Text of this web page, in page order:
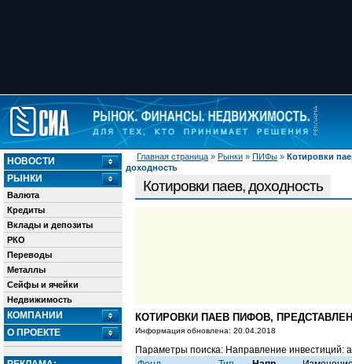
Главная страница » Рынки » ПИФы » Котировки
доходность
НОВОСТИ
РЫНКИ
Валюта
Кредиты
Вклады и депозиты
РКО
Переводы
Металлы
Сейфы и ячейки
Недвижимость
КОМПАНИИ
О ПРОЕКТЕ
Котировки паев, доходность
КОТИРОВКИ ПАЕВ ПИФОВ,
Информация обновлена: 20.04.2018
Параметры поиска: Направление инвестиций: